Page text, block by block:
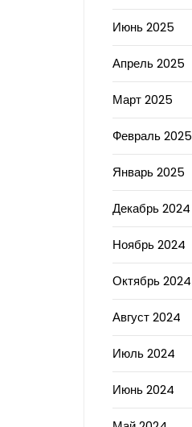
Июнь 2025
Апрель 2025
Март 2025
Февраль 2025
Январь 2025
Декабрь 2024
Ноябрь 2024
Октябрь 2024
Август 2024
Июль 2024
Июнь 2024